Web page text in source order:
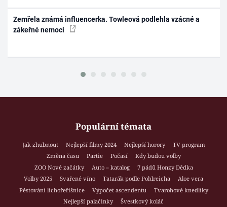
Zemřela známá influencerka. Towleová podlehla vzácné a
zákeřné nemoci
Populární témata
Jak zhubnout Nejlepší filmy 2024 Nejlepší horory
TV program
Změna času
Partie Počasí
Kdy budou volby
ZOO Nové začátky
Auto – katalog
7 pádů Honzy Dědka
Volby 2025
Svařené víno Tatarák podle Pohlreicha
Aloe vera
Pěstování lichořeřišnice
Výpočet ascendentu
Tvarohové knedlíky
Nejlepší palačinky
Švestkový koláč